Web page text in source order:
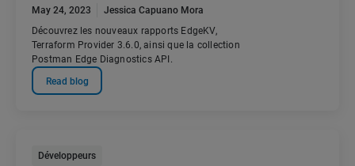
May 24, 2023
Jessica Capuano Mora
Découvrez les nouveaux rapports EdgeKV,
Terraform Provider 3.6.0, ainsi que la collection
Postman Edge Diagnostics API.
Read blog
Développeurs